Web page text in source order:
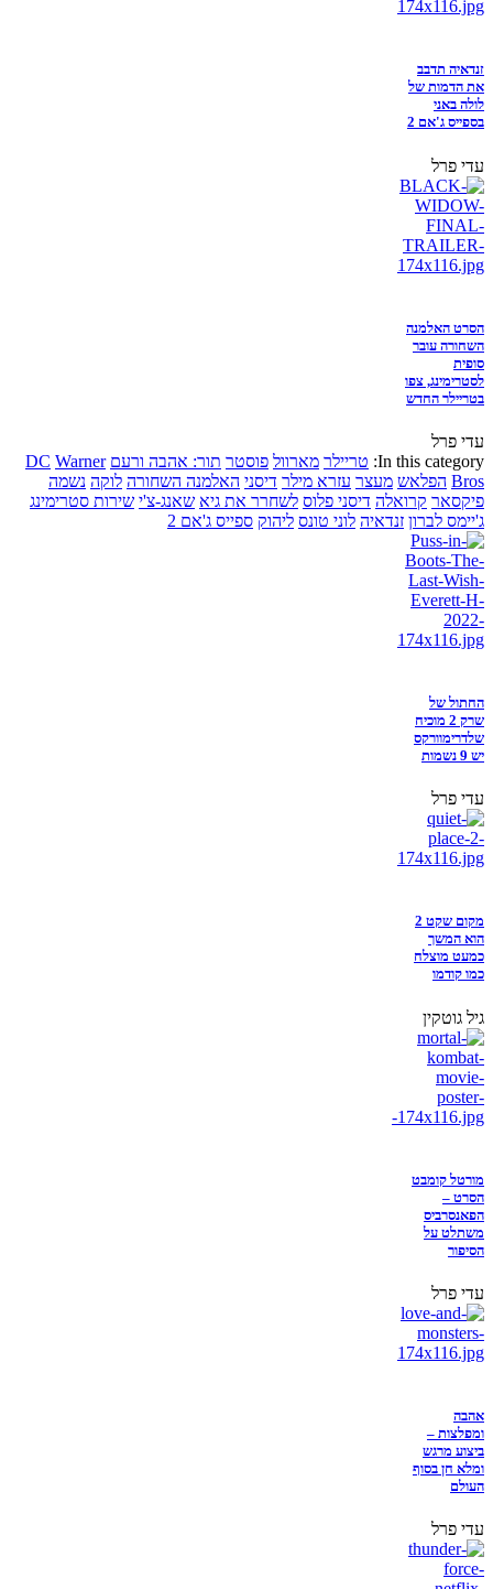
זנדאיה תדבב
את הדמות של
לולה באני
בספייס ג'אם 2
עדי פרל
הסרט האלמנה
השחורה עובר
סופית
לסטרימינג, צפו
בטריילר החדש
עדי פרל
In this category: טריילר מארוול פוסטר תור: אהבה ורעם DC Warner
Bros הפלאש מעצר עזרא מילר דיסני האלמנה השחורה לוקה נשמה
פיקסאר קרואלה דיסני פלוס לשחרר את גיא שאנג-צ'י שירות סטרימינג
ג'יימס לברון זנדאיה לוני טונס ליהוק ספייס ג'אם 2
החתול של
שרק 2 מוכיח
שלדרימוורקס
יש 9 נשמות
עדי פרל
מקום שקט 2
הוא המשך
כמעט מוצלח
כמו קודמו
גיל גוטקין
מורטל קומבט
הסרט –
הפאנסרביס
משתלט על
הסיפור
עדי פרל
אהבה
ומפלצות –
ביצוע מרגש
ומלא חן בסוף
העולם
עדי פרל